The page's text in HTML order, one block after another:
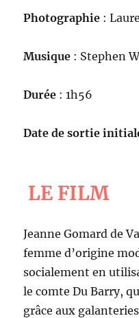
Photographie :
Musique : Stephen
Durée : 1h56
Date de sortie
LE FILM
Jeanne Gomard de
femme d’origine
socialement en
le comte Du Barry,
grâce aux